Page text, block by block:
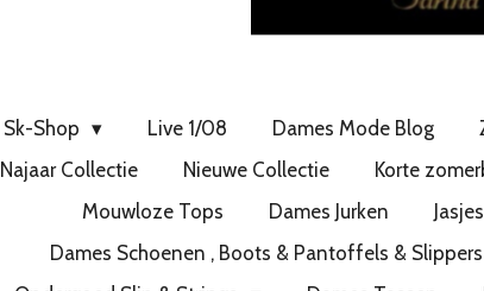
Sk-Shop Live 1/08 Dames Mode Blog
Najaar Collectie
Nieuwe Collectie Korte
Mouwloze Tops
Dames Jurken Jasjes
Dames Schoenen , Boots & Pantoffels & Slippers